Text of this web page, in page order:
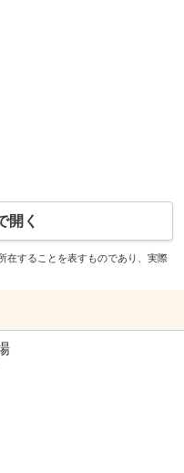
開く
在することを表すものであり、実際